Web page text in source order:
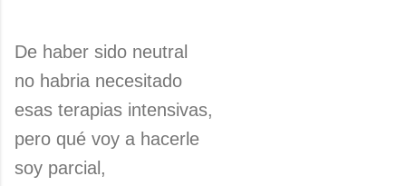
De haber sido neutral
no habria necesitado
esas terapias intensivas,
pero qué voy a hacerle
soy parcial,